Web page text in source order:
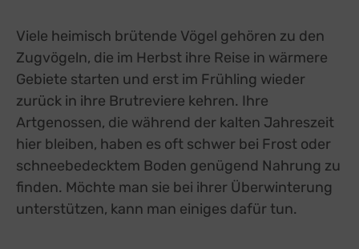
Viele heimisch brütende Vögel gehören zu den
Zugvögeln, die im Herbst ihre Reise in wärmere
Gebiete starten und erst im Frühling wieder
zurück in ihre Brutreviere kehren. Ihre
Artgenossen, die während der kalten Jahreszeit
hier bleiben, haben es oft schwer bei Frost oder
schneebedecktem Boden genügend Nahrung zu
finden. Möchte man sie bei ihrer Überwinterung
unterstützen, kann man einiges dafür tun.